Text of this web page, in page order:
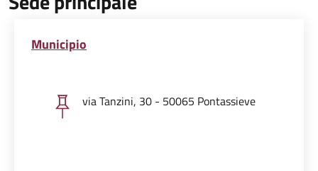
Municipio
via Tanzini, 30 - 50065 Pontassieve